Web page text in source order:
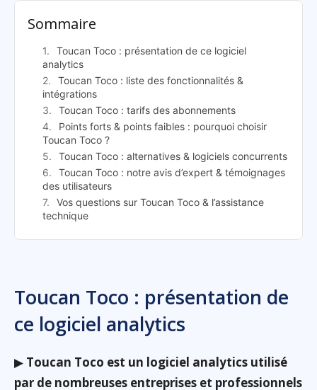
Sommaire
Toucan Toco : présentation de ce logiciel
analytics
Toucan Toco : liste des fonctionnalités &
intégrations
Toucan Toco : tarifs des abonnements
Points forts & points faibles : pourquoi choisir
Toucan Toco ?
Toucan Toco : alternatives & logiciels concurrents
Toucan Toco : notre avis d’expert & témoignages
des utilisateurs
Vos questions sur Toucan Toco & l’assistance
technique
Toucan Toco : présentation de
ce logiciel analytics
▶ Toucan Toco est un logiciel analytics utilisé
par de nombreuses entreprises et professionnels